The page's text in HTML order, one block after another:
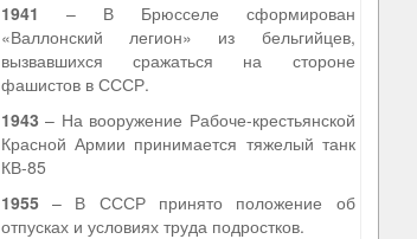
1941 – В Брюсселе сформирован
«Валлонский легион» из бельгийцев,
вызвавшихся сражаться на стороне
фашистов в СССР.
1943 – На вооружение Рабоче-крестьянской
Красной Армии принимается тяжелый танк
КВ-85
1955– В СССР принято положение об
отпусках и условиях труда подростков.